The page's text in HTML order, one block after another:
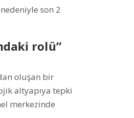
son 2
rolü”
oluşan bir
altyapıya tepki
merkezinde